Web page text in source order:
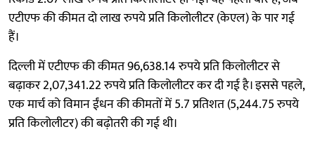
एटीएफ की कीमत दो लाख रुपये प्रति किलोलीटर (केएल) के पार गई
हैं।
दिल्ली में एटीएफ की कीमत 96,638.14 रुपये प्रति किलोलीटर से
बढ़ाकर 2,07,341.22 रुपये प्रति किलोलीटर कर दी गई है। इससे पहले,
एक मार्च को विमान ईंधन की कीमतों में 5.7 प्रतिशत (5,244.75 रुपये
प्रति किलोलीटर) की बढ़ोतरी की गई थी।